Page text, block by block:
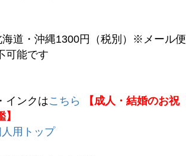
道・沖縄1300円（税別）※メール便
可能です
インクはこちら
【成人・結婚のお祝
用トップ